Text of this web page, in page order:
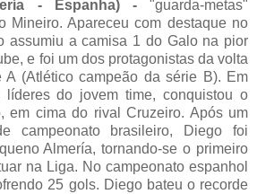
- Espanha) -"guarda-metas"
Mineiro. Apareceu com destaque no
assumiu a camisa 1 do Galo na pior
e foi um dos protagonistas da volta
(Atlético campeão da série B). Em
líderes do jovem time, conquistou o
em cima do rival Cruzeiro. Após um
campeonato brasileiro, Diego foi
Almería, tornando-se o primeiro
na Liga. No campeonato espanhol
25 gols. Diego bateu o recorde